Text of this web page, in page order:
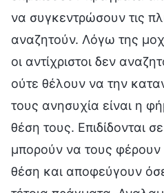
να συγκεντρώσουν τις
αναζητούν. Λόγω της
οι αντίχριστοι δεν
ούτε θέλουν να την
τους ανησυχία είναι η
θέση τους. Επιδίδονται
μπορούν να τους
θέση και αποφεύγουν